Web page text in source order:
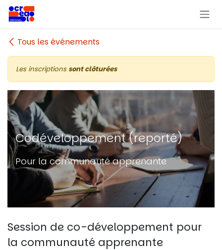
Se rendre au contenu
Tous les événements
Les inscriptions sont clôturées
Codéveloppement (reporté)
Pour la communauté apprenante
Session de co-développement pour
la communauté apprenante